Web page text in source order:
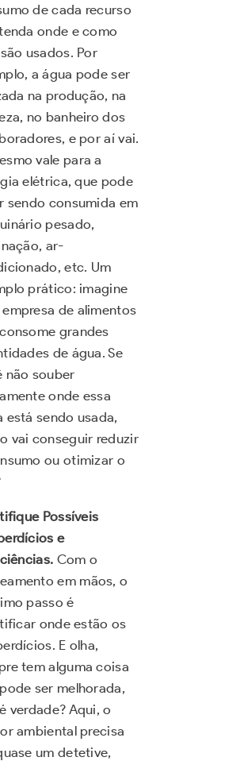
de cada recurso
onde e como
usados. Por
a água pode ser
na produção, na
no banheiro dos
e por aí vai.
vale para a
elétrica, que pode
sendo consumida em
pesado,
ar-
etc. Um
prático: imagine
empresa de alimentos
grandes
de água. Se
não souber
onde essa
está sendo usada,
vai conseguir reduzir
ou otimizar o
Possíveis
e
Com o
em mãos, o
passo é
onde estão os
E olha,
tem alguma coisa
ser melhorada,
verdade? Aqui, o
ambiental precisa
um detetive,